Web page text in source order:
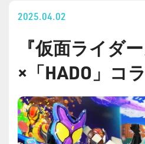
2025.04.02
『仮面ライダ
×「HADO」コ